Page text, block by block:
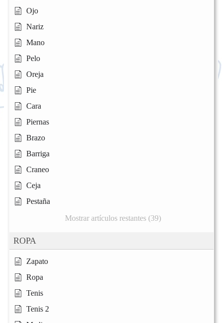
Ojo
Nariz
Mano
Pelo
Oreja
Pie
Cara
Piernas
Brazo
Barriga
Craneo
Ceja
Pestaña
Mostrar artículos restantes (39)
ROPA
Zapato
Ropa
Tenis
Tenis 2